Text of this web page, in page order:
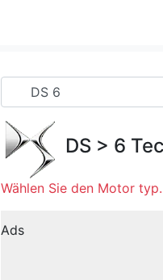
DS > 6
Wählen Sie den Motor typ.
Ads